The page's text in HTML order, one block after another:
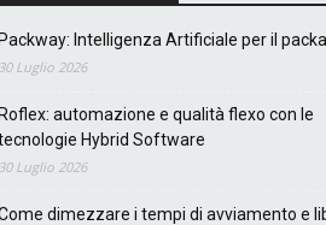
Intelligenza Artificiale per il
Luglio 2026
automazione e qualità flexo con le
Hybrid Software
Luglio 2026
dimezzare i tempi di avviamento e